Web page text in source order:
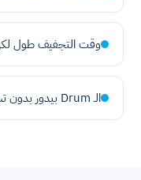
وقت التجفيف طول
الـ Drum بيدور بدون تسخين محسوس